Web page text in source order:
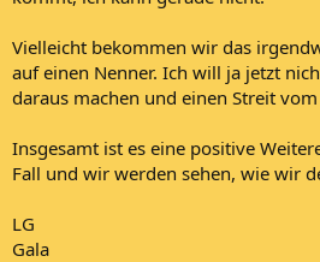
Vielleicht bekommen wir das
auf einen Nenner. Ich will ja jetzt
daraus machen und einen Streit
Insgesamt ist es eine positive
Fall und wir werden sehen, wie wir
LG
Gala